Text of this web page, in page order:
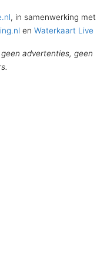
, in samenwerking met
en Waterkaart Live
advertenties, geen